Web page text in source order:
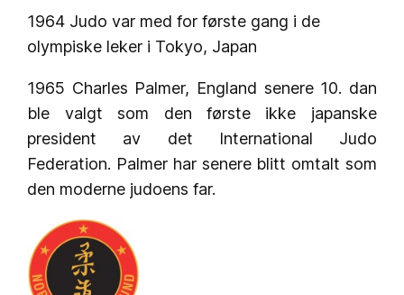
1964 Judo var med for første gang i de
olympiske leker i Tokyo, Japan
1965 Charles Palmer, England senere 10. dan
ble valgt som den første ikke japanske
president av det International Judo
Federation. Palmer har senere blitt omtalt som
den moderne judoens far.